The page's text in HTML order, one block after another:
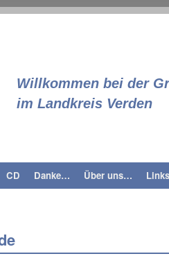
Willkommen bei der
im Landkreis Verden
CD Danke… Über uns… Links